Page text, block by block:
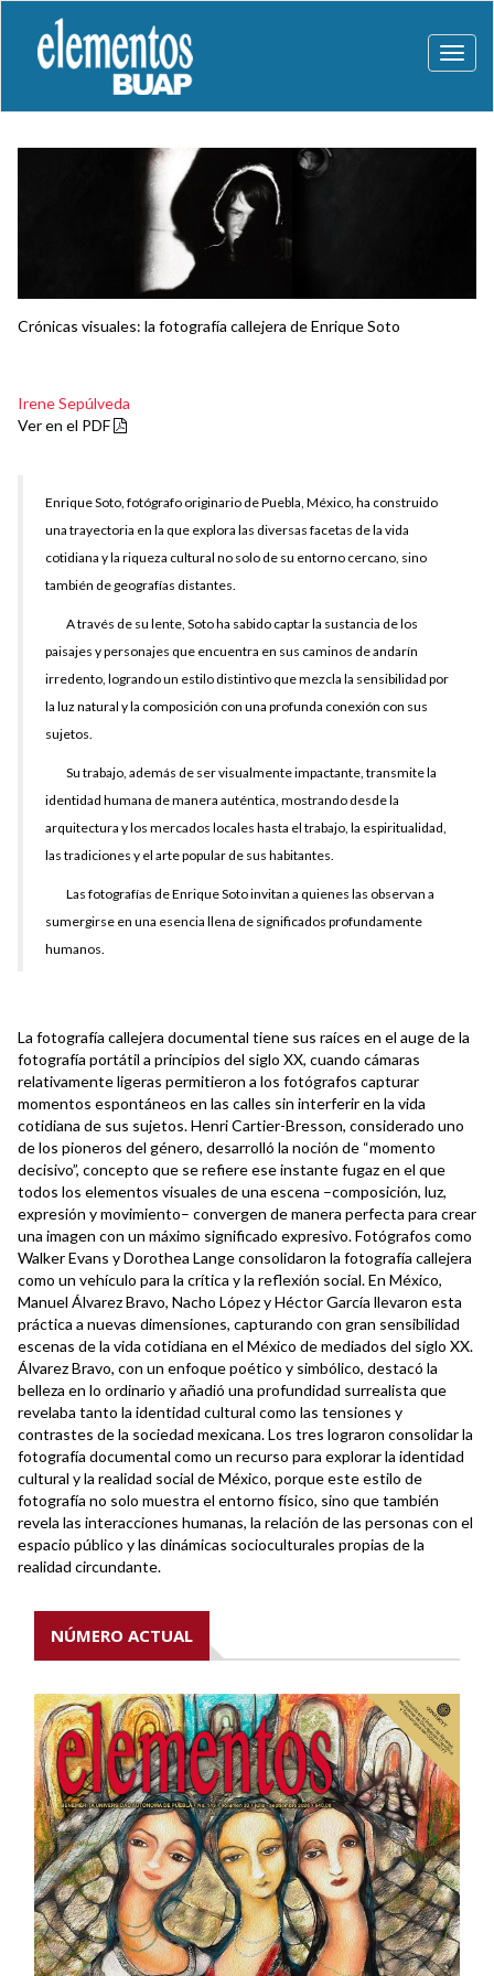
Crónicas visuales: la fotografía callejera de Enrique Soto
Irene Sepúlveda
Ver en el PDF
Enrique Soto, fotógrafo originario de Puebla, México, ha construido
una trayectoria en la que explora las diversas facetas de la vida
cotidiana y la riqueza cultural no solo de su entorno cercano, sino
también de geografías distantes.
A través de su lente, Soto ha sabido captar la sustancia de los
paisajes y personajes que encuentra en sus caminos de andarín
irredento, logrando un estilo distintivo que mezcla la sensibilidad por
la luz natural y la composición con una profunda conexión con sus
sujetos.
Su trabajo, además de ser visualmente impactante, transmite la
identidad humana de manera auténtica, mostrando desde la
arquitectura y los mercados locales hasta el trabajo, la espiritualidad,
las tradiciones y el arte popular de sus habitantes.
Las fotografías de Enrique Soto invitan a quienes las observan a
sumergirse en una esencia llena de significados profundamente
humanos.
La fotografía callejera documental tiene sus raíces en el auge de la
fotografía portátil a principios del siglo XX, cuando cámaras
relativamente ligeras permitieron a los fotógrafos capturar
momentos espontáneos en las calles sin interferir en la vida
cotidiana de sus sujetos. Henri Cartier-Bresson, considerado uno
de los pioneros del género, desarrolló la noción de “momento
decisivo”, concepto que se refiere ese instante fugaz en el que
todos los elementos visuales de una escena –composición, luz,
expresión y movimiento– convergen de manera perfecta para crear
una imagen con un máximo significado expresivo. Fotógrafos como
Walker Evans y Dorothea Lange consolidaron la fotografía callejera
como un vehículo para la crítica y la reflexión social. En México,
Manuel Álvarez Bravo, Nacho López y Héctor García llevaron esta
práctica a nuevas dimensiones, capturando con gran sensibilidad
escenas de la vida cotidiana en el México de mediados del siglo XX.
Álvarez Bravo, con un enfoque poético y simbólico, destacó la
belleza en lo ordinario y añadió una profundidad surrealista que
revelaba tanto la identidad cultural como las tensiones y
contrastes de la sociedad mexicana. Los tres lograron consolidar la
fotografía documental como un recurso para explorar la identidad
cultural y la realidad social de México, porque este estilo de
fotografía no solo muestra el entorno físico, sino que también
revela las interacciones humanas, la relación de las personas con el
espacio público y las dinámicas socioculturales propias de la
realidad circundante.
NÚMERO ACTUAL